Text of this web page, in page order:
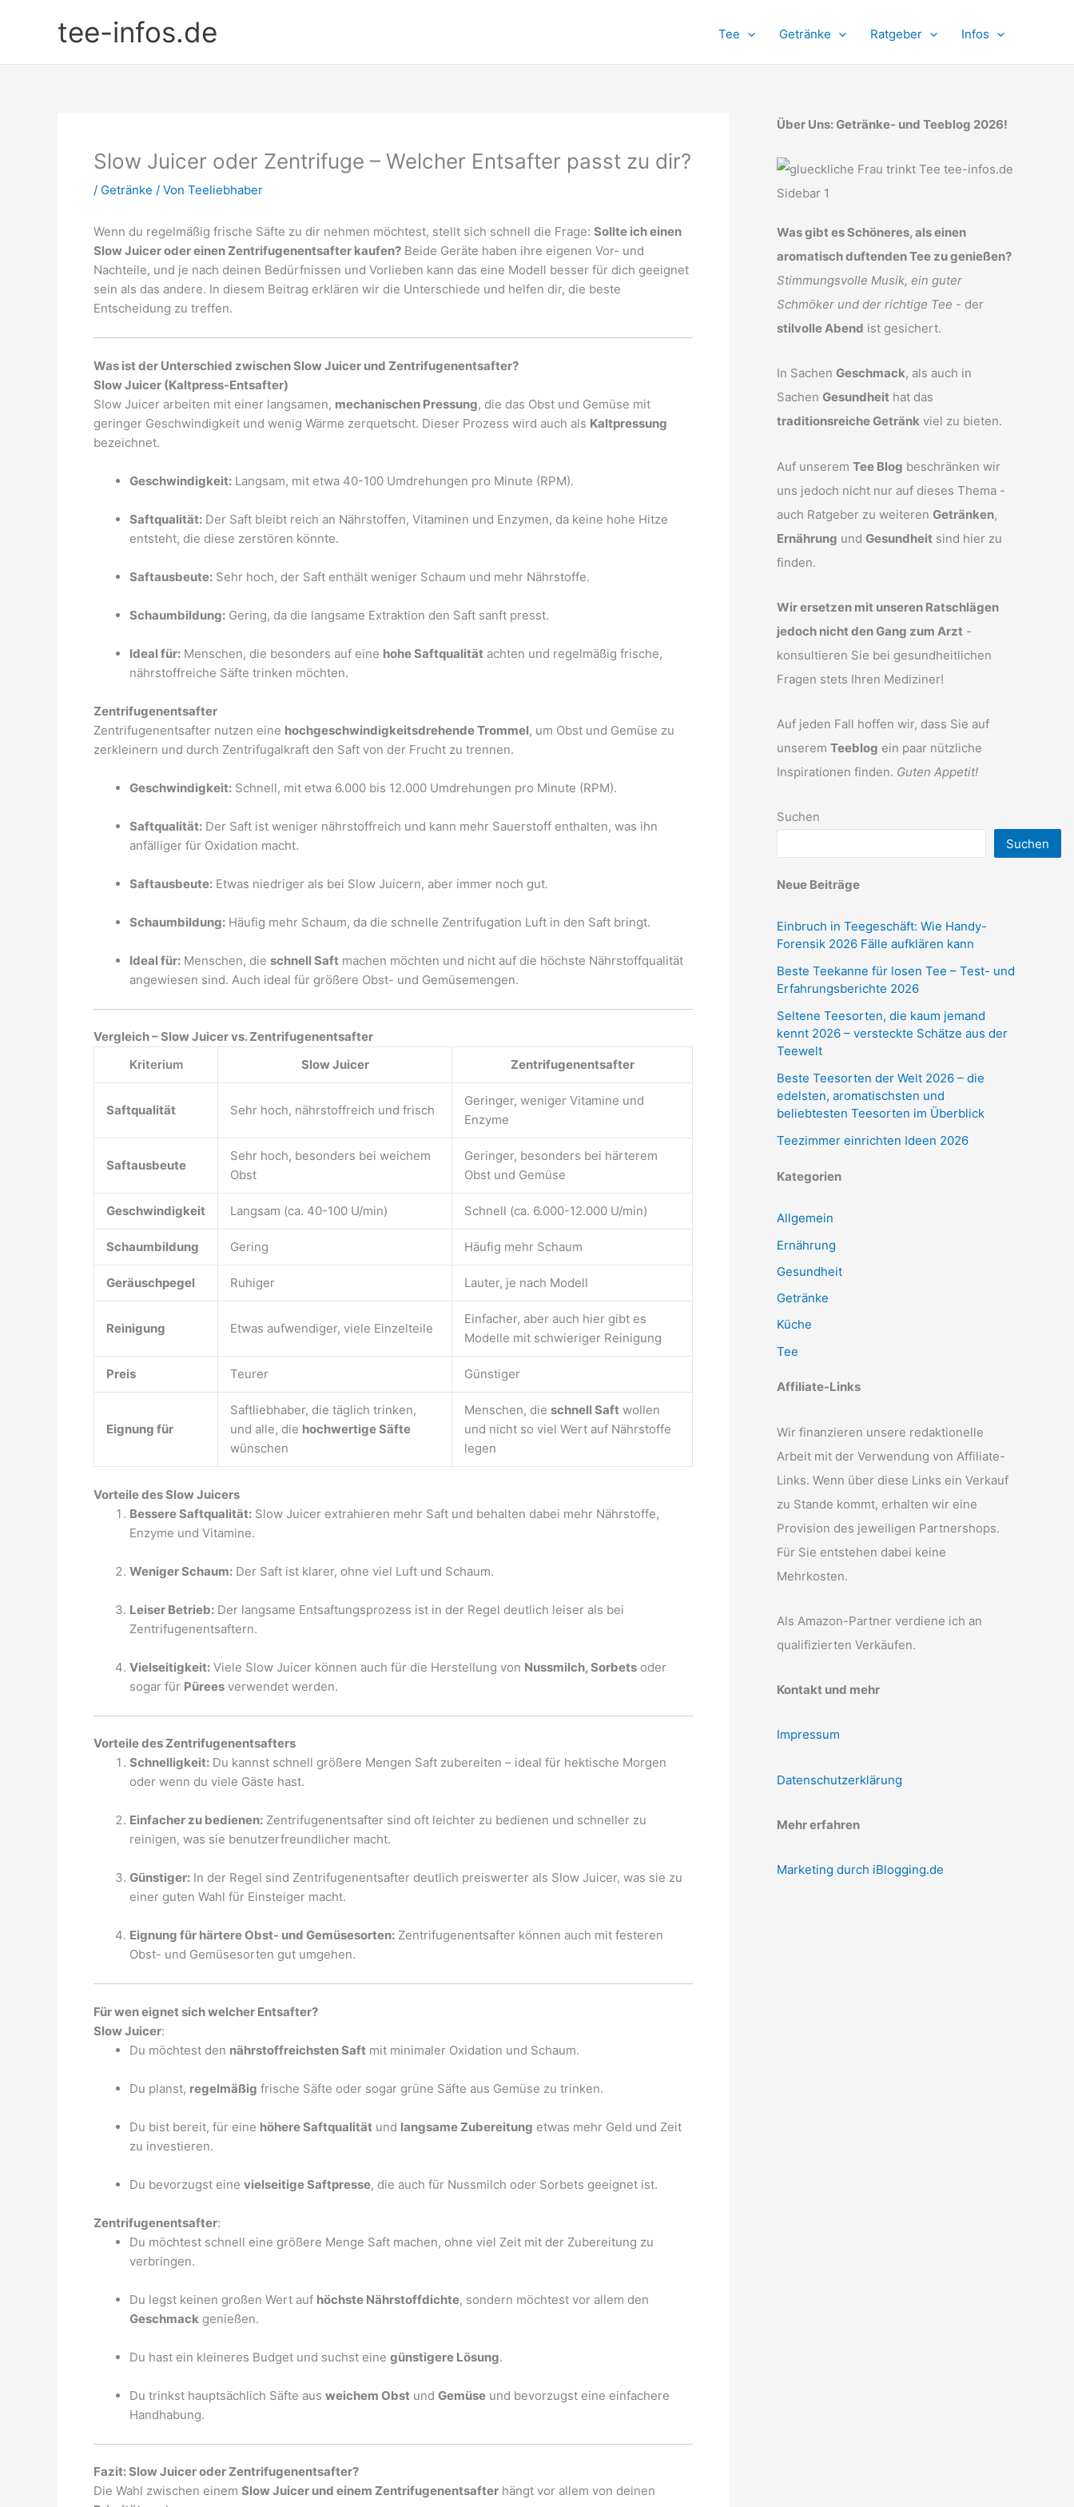
tee-infos.de Tee Getränke Ratgeber Infos
Slow Juicer oder Zentrifuge – Welcher Entsafter passt zu dir?
/ Getränke / Von Teeliebhaber
Wenn du regelmäßig frische Säfte zu dir nehmen möchtest, stellt sich schnell die Frage: Sollte ich einen
Slow Juicer oder einen Zentrifugenentsafter kaufen? Beide Geräte haben ihre eigenen Vor- und
Nachteile, und je nach deinen Bedürfnissen und Vorlieben kann das eine Modell besser für dich geeignet
sein als das andere. In diesem Beitrag erklären wir die Unterschiede und helfen dir, die beste
Entscheidung zu treffen.
Was ist der Unterschied zwischen Slow Juicer und Zentrifugenentsafter?
Slow Juicer (Kaltpress-Entsafter)
Slow Juicer arbeiten mit einer langsamen, mechanischen Pressung, die das Obst und Gemüse mit
geringer Geschwindigkeit und wenig Wärme zerquetscht. Dieser Prozess wird auch als Kaltpressung
bezeichnet.
Geschwindigkeit: Langsam, mit etwa 40-100 Umdrehungen pro Minute (RPM).
Saftqualität: Der Saft bleibt reich an Nährstoffen, Vitaminen und Enzymen, da keine hohe Hitze
entsteht, die diese zerstören könnte.
Saftausbeute: Sehr hoch, der Saft enthält weniger Schaum und mehr Nährstoffe.
Schaumbildung: Gering, da die langsame Extraktion den Saft sanft presst.
Ideal für: Menschen, die besonders auf eine hohe Saftqualität achten und regelmäßig frische,
nährstoffreiche Säfte trinken möchten.
Zentrifugenentsafter
Zentrifugenentsafter nutzen eine hochgeschwindigkeitsdrehende Trommel, um Obst und Gemüse zu
zerkleinern und durch Zentrifugalkraft den Saft von der Frucht zu trennen.
Geschwindigkeit: Schnell, mit etwa 6.000 bis 12.000 Umdrehungen pro Minute (RPM).
Saftqualität: Der Saft ist weniger nährstoffreich und kann mehr Sauerstoff enthalten, was ihn
anfälliger für Oxidation macht.
Saftausbeute: Etwas niedriger als bei Slow Juicern, aber immer noch gut.
Schaumbildung: Häufig mehr Schaum, da die schnelle Zentrifugation Luft in den Saft bringt.
Ideal für: Menschen, die schnell Saft machen möchten und nicht auf die höchste Nährstoffqualität
angewiesen sind. Auch ideal für größere Obst- und Gemüsemengen.
Vergleich – Slow Juicer vs. Zentrifugenentsafter
Kriterium
Slow Juicer Zentrifugenentsafter
Saftqualität Sehr hoch, nährstoffreich und frisch
Geringer, weniger Vitamine und
Enzyme
Saftausbeute
Sehr hoch, besonders bei weichem
Obst
Geringer, besonders bei härterem
Obst und Gemüse
Geschwindigkeit Langsam (ca. 40-100 U/min) Schnell (ca. 6.000-12.000 U/min)
Schaumbildung Gering Häufig mehr Schaum
Geräuschpegel Ruhiger Lauter, je nach Modell
Reinigung Etwas aufwendiger, viele Einzelteile
Einfacher, aber auch hier gibt es
Modelle mit schwieriger Reinigung
Preis Teurer Günstiger
Eignung für
Saftliebhaber, die täglich trinken,
und alle, die hochwertige Säfte
wünschen
Menschen, die schnell Saft wollen
und nicht so viel Wert auf Nährstoffe
legen
Vorteile des Slow Juicers
Bessere Saftqualität: Slow Juicer extrahieren mehr Saft und behalten dabei mehr Nährstoffe,
Enzyme und Vitamine.
Weniger Schaum: Der Saft ist klarer, ohne viel Luft und Schaum.
Leiser Betrieb: Der langsame Entsaftungsprozess ist in der Regel deutlich leiser als bei
Zentrifugenentsaftern.
Vielseitigkeit: Viele Slow Juicer können auch für die Herstellung von Nussmilch, Sorbets oder
sogar für Pürees verwendet werden.
Vorteile des Zentrifugenentsafters
Schnelligkeit: Du kannst schnell größere Mengen Saft zubereiten – ideal für hektische Morgen
oder wenn du viele Gäste hast.
Einfacher zu bedienen: Zentrifugenentsafter sind oft leichter zu bedienen und schneller zu
reinigen, was sie benutzerfreundlicher macht.
Günstiger: In der Regel sind Zentrifugenentsafter deutlich preiswerter als Slow Juicer, was sie zu
einer guten Wahl für Einsteiger macht.
Eignung für härtere Obst- und Gemüsesorten: Zentrifugenentsafter können auch mit festeren
Obst- und Gemüsesorten gut umgehen.
Für wen eignet sich welcher Entsafter?
Slow Juicer:
Du möchtest den nährstoffreichsten Saft mit minimaler Oxidation und Schaum.
Du planst, regelmäßig frische Säfte oder sogar grüne Säfte aus Gemüse zu trinken.
Du bist bereit, für eine höhere Saftqualität und langsame Zubereitung etwas mehr Geld und Zeit
zu investieren.
Du bevorzugst eine vielseitige Saftpresse, die auch für Nussmilch oder Sorbets geeignet ist.
Zentrifugenentsafter:
Du möchtest schnell eine größere Menge Saft machen, ohne viel Zeit mit der Zubereitung zu
verbringen.
Du legst keinen großen Wert auf höchste Nährstoffdichte, sondern möchtest vor allem den
Geschmack genießen.
Du hast ein kleineres Budget und suchst eine günstigere Lösung.
Du trinkst hauptsächlich Säfte aus weichem Obst und Gemüse und bevorzugst eine einfachere
Handhabung.
Fazit: Slow Juicer oder Zentrifugenentsafter?
Die Wahl zwischen einem Slow Juicer und einem Zentrifugenentsafter hängt vor allem von deinen
Über Uns: Getränke- und Teeblog 2026!
Was gibt es Schöneres, als einen
aromatisch duftenden Tee zu genießen?
Stimmungsvolle Musik, ein guter
Schmöker und der richtige Tee - der
stilvolle Abend ist gesichert.
In Sachen Geschmack, als auch in
Sachen Gesundheit hat das
traditionsreiche Getränk viel zu bieten.
Auf unserem Tee Blog beschränken wir
uns jedoch nicht nur auf dieses Thema -
auch Ratgeber zu weiteren Getränken,
Ernährung und Gesundheit sind hier zu
finden.
Wir ersetzen mit unseren Ratschlägen
jedoch nicht den Gang zum Arzt -
konsultieren Sie bei gesundheitlichen
Fragen stets Ihren Mediziner!
Auf jeden Fall hoffen wir, dass Sie auf
unserem Teeblog ein paar nützliche
Inspirationen finden. Guten Appetit!
Suchen
Suchen
Neue Beiträge
Einbruch in Teegeschäft: Wie Handy-
Forensik 2026 Fälle aufklären kann
Beste Teekanne für losen Tee – Test- und
Erfahrungsberichte 2026
Seltene Teesorten, die kaum jemand
kennt 2026 – versteckte Schätze aus der
Teewelt
Beste Teesorten der Welt 2026 – die
edelsten, aromatischsten und
beliebtesten Teesorten im Überblick
Teezimmer einrichten Ideen 2026
Kategorien
Allgemein
Ernährung
Gesundheit
Getränke
Küche
Tee
Affiliate-Links
Wir finanzieren unsere redaktionelle
Arbeit mit der Verwendung von Affiliate-
Links. Wenn über diese Links ein Verkauf
zu Stande kommt, erhalten wir eine
Provision des jeweiligen Partnershops.
Für Sie entstehen dabei keine
Mehrkosten.
Als Amazon-Partner verdiene ich an
qualifizierten Verkäufen.
Kontakt und mehr
Impressum
Datenschutzerklärung
Mehr erfahren
Marketing durch iBlogging.de